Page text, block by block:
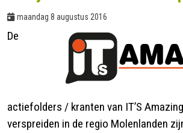
maandag 8 augustus 2016
De
actiefolders / kranten van IT’S
verspreiden in de regio Molenlanden